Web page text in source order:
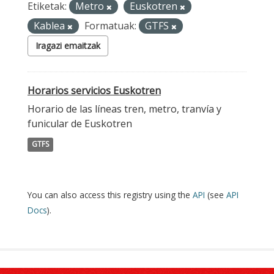
Etiketak: Metro
Euskotren
Kablea
Formatuak: GTFS
Iragazi emaitzak
Horarios servicios Euskotren
Horario de las líneas tren, metro, tranvía y
funicular de Euskotren
GTFS
You can also access this registry using the API (see API
Docs).